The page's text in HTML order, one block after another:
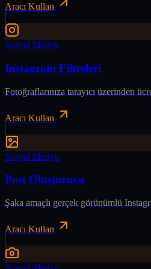
Aracı Kullan
Sosyal Medya
Instagram Filtreleri
Fotoğraflarınıza tarayıcı üzerinden
Aracı Kullan
Sosyal Medya
Post Oluşturucu
Şaka amaçlı gerçek görünümlü
Aracı Kullan